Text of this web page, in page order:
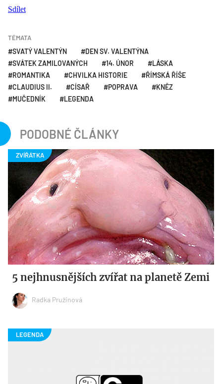
Sdílet
TÉMATA
SVATÝ VALENTÝN
DEN SV. VALENTÝNA
SVÁTEK ZAMILOVANÝCH
14. ÚNOR
LÁSKA
ROMANTIKA
CHVILKA HISTORIE
ŘÍMSKÁ ŘÍŠE
CLAUDIUS II.
CÍSAŘ POPRAVA
KNĚZ
MUČEDNÍK
LEGENDA
PODOBNÉ ČLÁNKY
5 nejhnusnějších zvířat na planetě Zemi
Radka Pružinová